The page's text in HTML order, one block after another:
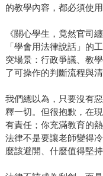
的教學內容，都必須使
《關心學生，竟然官司
「學會用法律說話」的
突場景：行政爭議、教
了可操作的判斷流程與
我們總以為，只要沒有
釋一切。但很抱歉，在
有責任；你充滿教育的
法律不是要讓老師變得
麼該避開、什麼值得堅